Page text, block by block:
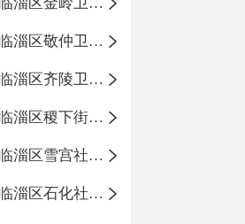
临淄区敬仲卫生院
临淄区齐陵卫生院
临淄区稷下街道淄江社区卫生服务中心
临淄区雪宫社区卫生服务中心
临淄区石化社区卫生服务中心